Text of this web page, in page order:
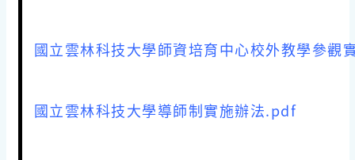
國立雲林科技大學師資培育中心校外教學參觀
國立雲林科技大學導師制實施辦法.pdf